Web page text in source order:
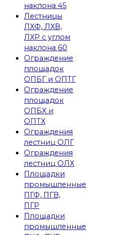
наклона 45
Лестницы
ЛХФ, ЛХВ,
ЛХР с углом
наклона 60
Ограждение
площадок
ОПБГ и ОПТГ
Ограждение
площадок
ОПБХ и
ОПТХ
Ограждения
лестниц ОЛГ
Ограждения
лестниц ОЛХ
Площадки
промышленные
ПГФ, ПГВ,
ПГР
Площадки
промышленные